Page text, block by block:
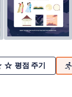
평점 주기